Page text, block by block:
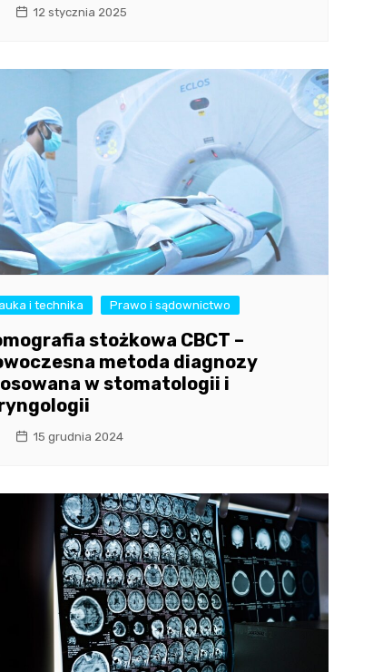
12 stycznia 2025
i technika Prawo i sądownictwo
stożkowa CBCT –
metoda diagnozy
w stomatologii i
15 grudnia 2024